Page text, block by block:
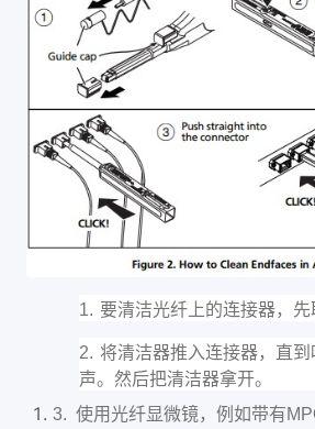
1. 要清洁光纤上的连接器，先
2. 将清洁器推入连接器，直
声。然后把清洁器拿开。
3. 使用光纤显微镜，例如带有